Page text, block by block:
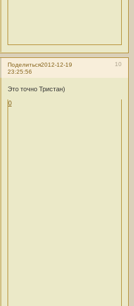
Поделиться 10
2012-12-19
23:25:56
Это точно Тристан)
0